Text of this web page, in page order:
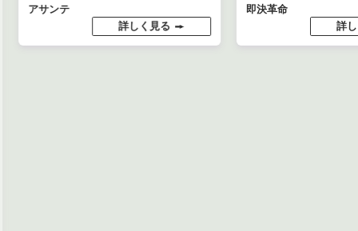
アサンテ
詳しく見る
即決革命
詳